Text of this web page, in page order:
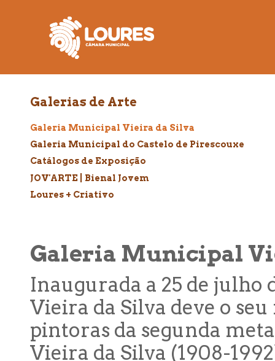
Galerias de Arte
Galeria Municipal Vieira da Silva
Galeria Municipal do Castelo de Pirescouxe
Catálogos de Exposição
JOV'ARTE | Bienal Jovem
Loures + Criativo
Galeria Municipal
Inaugurada a 25 de julho
Vieira da Silva deve o
pintoras da segunda
Vieira da Silva (1908-